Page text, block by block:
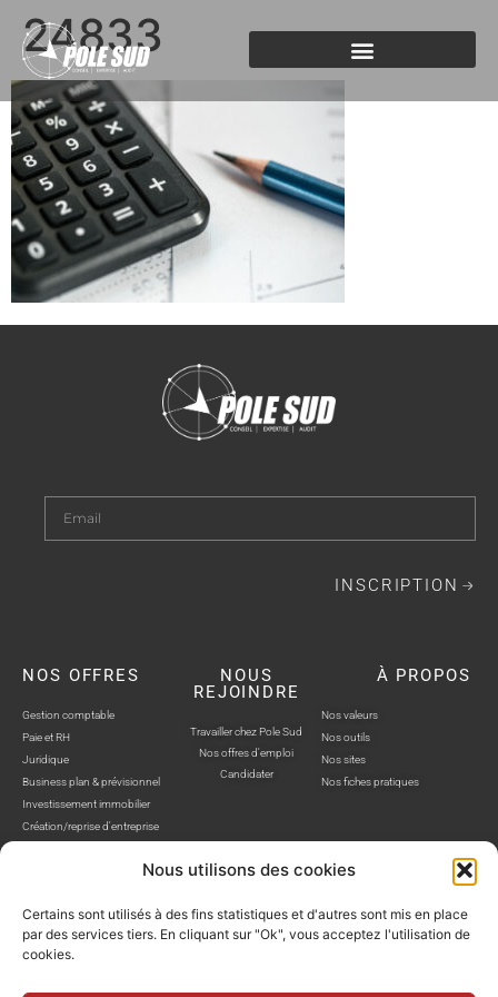
Nous utilisons des cookies
Certains sont utilisés à des fins statistiques et d'autres sont mis en place
par des services tiers. En cliquant sur "Ok", vous acceptez l'utilisation de
cookies.
24833
INSCRIPTION
NOS OFFRES
Gestion comptable
Paie et RH
Juridique
Business plan & prévisionnel
Investissement immobilier
Création/reprise d'entreprise
NOUS
REJOINDRE
Travailler chez Pole Sud
Nos offres d'emploi
Candidater
À PROPOS
Nos valeurs
Nos outils
Nos sites
Nos fiches pratiques
POLE SUD, TOUS DROITS RÉSERVÉS © SITE WEB RÉALISÉ PAR AUSTRA
Politique de confidentialitéMentions légalesGestion cookies